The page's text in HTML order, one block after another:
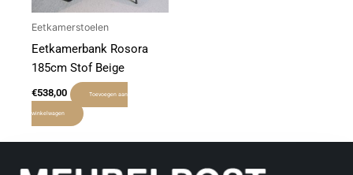
Eetkamerstoelen
Eetkamerbank Rosora
185cm Stof Beige
€538,00 Toevoegen aan
winkelwagen